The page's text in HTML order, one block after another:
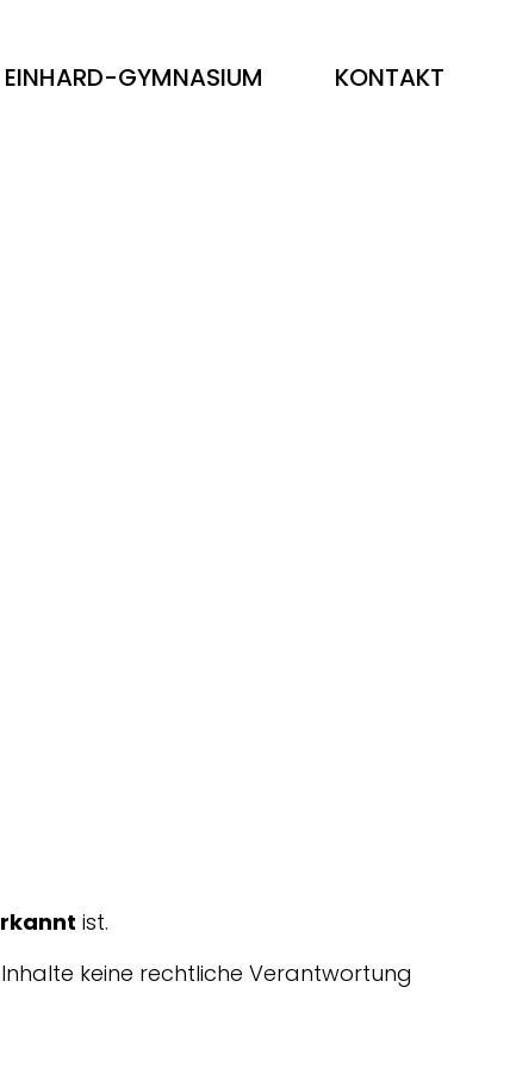
EINHARD-GYMNASIUM KONTAKT
ist.
keine rechtliche Verantwortung